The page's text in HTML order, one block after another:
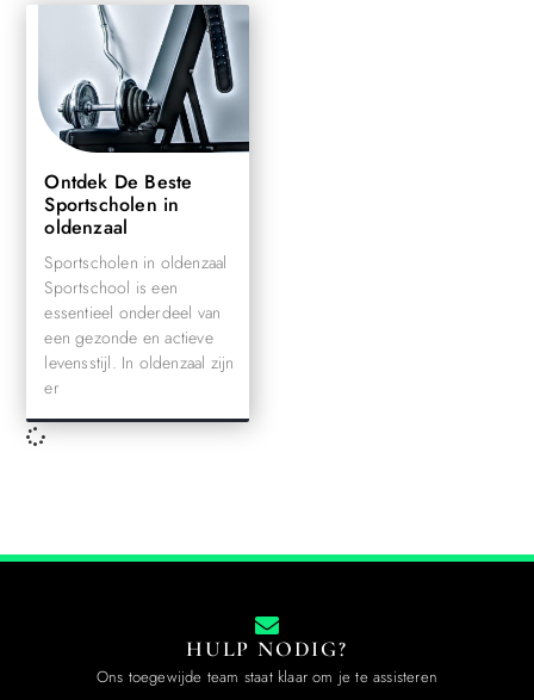
Ontdek De Beste
Sportscholen in
oldenzaal
Sportscholen in oldenzaal
Sportschool is een
essentieel onderdeel van
een gezonde en actieve
levensstijl. In oldenzaal zijn
er
HULP NODIG?
Ons toegewijde team staat klaar om je te assisteren